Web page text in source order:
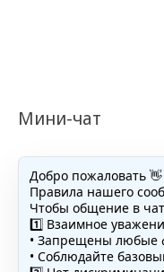
Мини-чат
Добро пожаловать 👋
Правила нашего
Чтобы общение в
1️⃣ Взаимное
• Запрещены любые
• Соблюдайте